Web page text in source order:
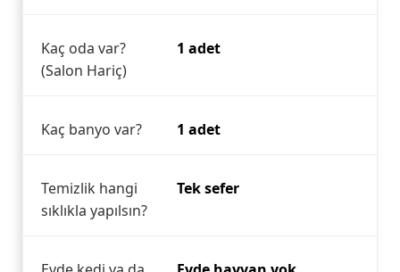
Kaç oda var?
(Salon Hariç)
1 adet
Kaç banyo var? 1 adet
Temizlik hangi
sıklıkla yapılsın?
Tek sefer